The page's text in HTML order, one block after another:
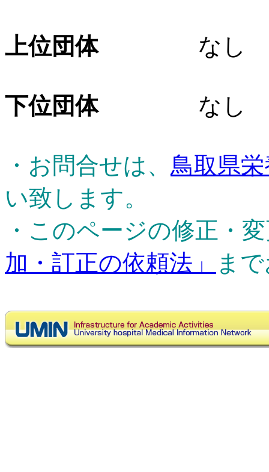
上位団体なし
下位団体なし
・お問合せは、 鳥取県
い致します。
・このページの修正・
加・訂正の依頼法」
ま